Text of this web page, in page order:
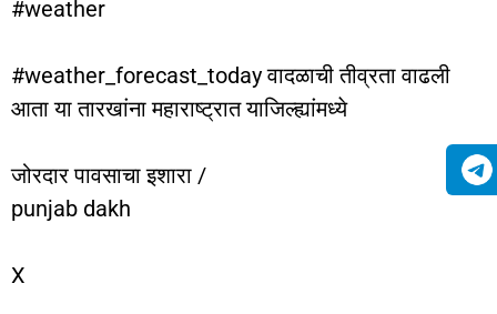
#weather
#weather_forecast_today वादळाची तीव्रता वाढली
आता या तारखांना महाराष्ट्रात याजिल्ह्यांमध्ये
जोरदार पावसाचा इशारा /
punjab dakh
X